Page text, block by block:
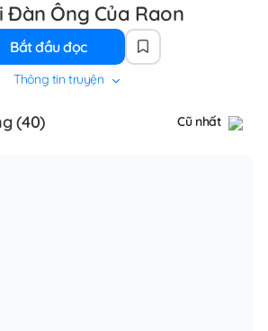
Đàn Ông Của Raon
Bắt đầu đọc
Thông tin truyện
(40) Cũ nhất